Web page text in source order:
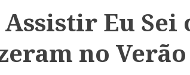
Eu Sei
no Verão